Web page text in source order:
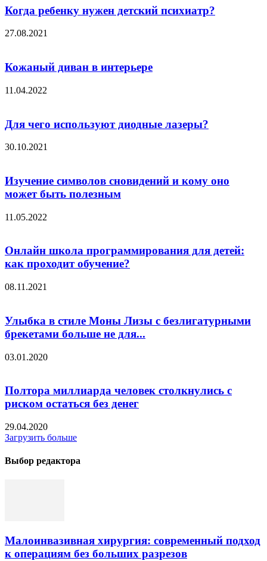
Когда ребенку нужен детский психиатр?
27.08.2021
Кожаный диван в интерьере
11.04.2022
Для чего используют диодные лазеры?
30.10.2021
Изучение символов сновидений и кому оно
может быть полезным
11.05.2022
Онлайн школа программирования для детей:
как проходит обучение?
08.11.2021
Улыбка в стиле Моны Лизы с безлигатурными
брекетами больше не для...
03.01.2020
Полтора миллиарда человек столкнулись с
риском остаться без денег
29.04.2020
Загрузить больше
Выбор редактора
Малоинвазивная хирургия: современный подход
к операциям без больших разрезов